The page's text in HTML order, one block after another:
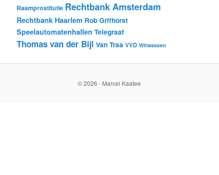
Raamprostitutie Rechtbank Amsterdam
Rechtbank Haarlem Rob Grifhorst
Speelautomatenhallen Telegraaf
Thomas van der Bijl Van Traa VVD Witwassen
© 2026 - Marcel Kaatee